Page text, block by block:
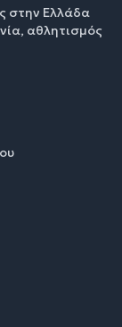
στην Ελλάδα
αθλητισμός